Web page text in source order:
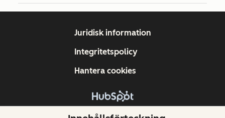
Copyright © 2026 HubSpot, Inc.
Juridisk information
Integritetspolicy
Hantera cookies